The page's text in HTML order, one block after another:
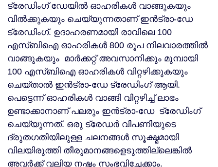
ട്രേഡിംഗ് ഡേയില്‍ ഓഹരികള്‍ വാങ്ങുകയും
വില്‍ക്കുകയും ചെയ്യുന്നതാണ് ഇന്‍ട്രാ-ഡേ
ട്രേഡിംഗ്. ഉദാഹരണമായി രാവിലെ 100
എസ്ബിഐ ഓഹരികള്‍ 800 രൂപ നിലവാരത്തില്‍
വാങ്ങുകയും മാര്‍ക്കറ്റ് അവസാനിക്കും മുമ്പായി
100 എസ്ബിഐ ഓഹരികള്‍ വിറ്റഴിക്കുകയും
ചെയ്താല്‍ ഇന്‍ട്രാ-ഡേ ട്രേഡിംഗ് ആയി.
പെട്ടെന്ന് ഓഹരികള്‍ വാങ്ങി വിറ്റഴിച്ച് ലാഭം
ഉണ്ടാക്കാനാണ് പലരും ഇന്‍ട്രാ-ഡേ ട്രേഡിംഗ്
ചെയ്യുന്നത്. ഒരു ട്രേഡര്‍ വിപണിയുടെ
ദ്രുതഗതിയിലുള്ള ചലനങ്ങള്‍ സൂക്ഷ്മമായി
വിലയിരുത്തി തീരുമാനങ്ങളെടുത്തില്ലെങ്കില്‍
അവര്‍ക്ക് വലിയ നഷ്ടം സംഭവിച്ചേക്കാം.